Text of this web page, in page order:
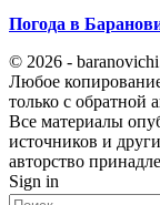
Погода в
© 2026 -
Любое
только с обратной
Все материалы
источников и
авторство
Sign in